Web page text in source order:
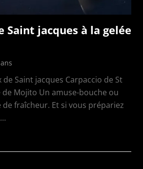
Saint jacques à la gelée
Saint jacques Carpaccio de St
de Mojito Un amuse-bouche ou
fraîcheur. Et si vous prépariez